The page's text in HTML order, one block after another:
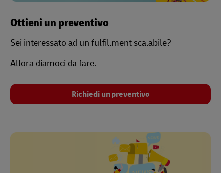
Ottieni un preventivo
Sei interessato ad un fulfillment scalabile?
Allora diamoci da fare.
Richiedi un preventivo